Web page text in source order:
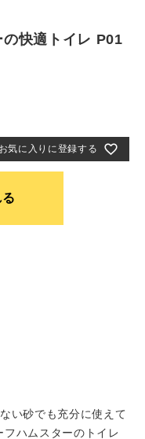
快適トイレ P01
お気に入りに登録する
い砂でも充分に使えて
ハムスターのトイレ